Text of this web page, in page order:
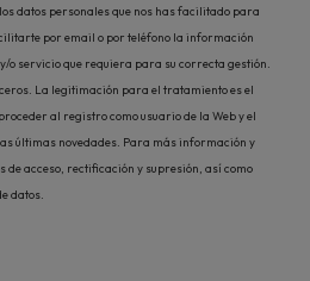
datos personales que nos has facilitado para
por email o por teléfono la información
o servicio que requiera para su correcta gestión.
La legitimación para el tratamiento es el
al registro como usuario de la Web y el
últimas novedades. Para más información y
de acceso, rectificación y supresión, así como
datos.